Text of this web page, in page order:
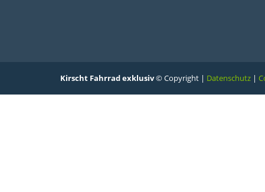
Kirscht Fahrrad exklusiv© Copyright | Datenschutz |